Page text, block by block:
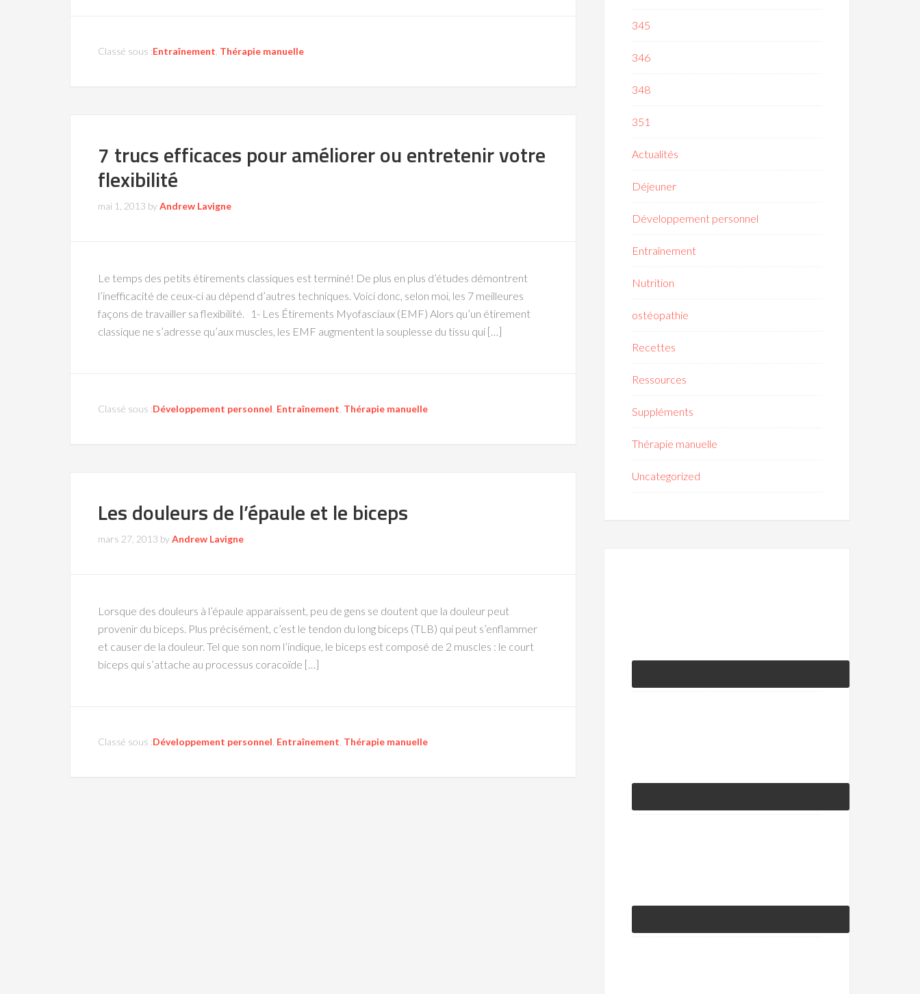
Classé sous :Entraînement Thérapie manuelle
7 trucs efficaces pour améliorer ou entretenir votre
flexibilité
mai 1, 2013 byAndrew Lavigne
Le temps des petits étirements classiques est terminé! De plus en plus d’études démontrent
l’inefficacité de ceux-ci au dépend d’autres techniques. Voici donc, selon moi, les 7 meilleures
façons de travailler sa flexibilité. 1- Les Étirements Myofasciaux (EMF) Alors qu’un étirement
classique ne s’adresse qu’aux muscles, les EMF augmentent la souplesse du tissu qui […]
Classé sous :Développement personnel Entraînement Thérapie manuelle
Les douleurs de l’épaule et le biceps
mars 27, 2013 byAndrew Lavigne
Lorsque des douleurs à l’épaule apparaissent, peu de gens se doutent que la douleur peut
provenir du biceps. Plus précisément, c’est le tendon du long biceps (TLB) qui peut s’enflammer
et causer de la douleur. Tel que son nom l’indique, le biceps est composé de 2 muscles : le court
biceps qui s’attache au processus coracoïde […]
Classé sous :Développement personnel Entraînement Thérapie manuelle
345
346
348
351
Actualités
Déjeuner
Développement personnel
Entraînement
Nutrition
ostéopathie
Recettes
Ressources
Suppléments
Thérapie manuelle
Uncategorized